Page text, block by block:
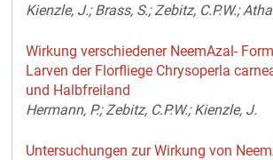
Kienzle, J.; Brass, S.; Zebitz, C.P.W.;
Wirkung verschiedener NeemAzal-
Larven der Florfliege Chrysoperla
und Halbfreiland
Hermann, P.; Zebitz, C.P.W.; Kienzle, J.
Untersuchungen zur Wirkung von